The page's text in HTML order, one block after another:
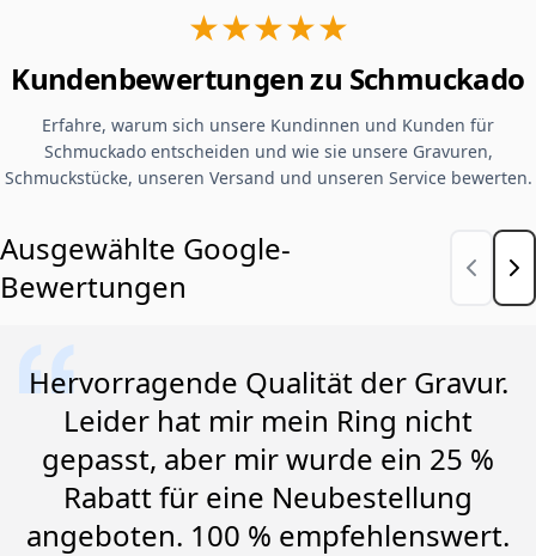
★★★★★
Kundenbewertungen zu Schmuckado
Erfahre, warum sich unsere Kundinnen und Kunden für
Schmuckado entscheiden und wie sie unsere Gravuren,
Schmuckstücke, unseren Versand und unseren Service bewerten.
Ausgewählte Google-
Bewertungen
Hervorragende Qualität der Gravur.
Leider hat mir mein Ring nicht
gepasst, aber mir wurde ein 25 %
Rabatt für eine Neubestellung
angeboten. 100 % empfehlenswert.